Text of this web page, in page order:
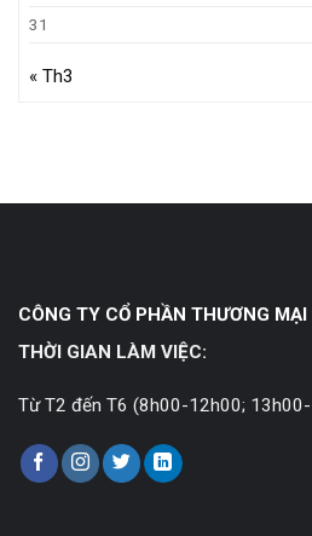
31
« Th3
CÔNG TY CỔ PHẦN THƯƠNG
THỜI GIAN LÀM VIỆC:
Từ T2 đến T6 (8h00-12h00;